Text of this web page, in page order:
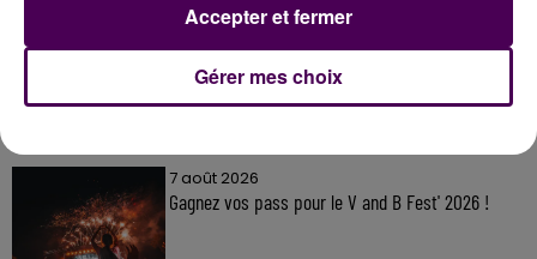
À LA UNE
7 août 2026
Gagnez vos pass pour le V and B Fest' 2026 !
Gérer mes choix
Accepter et fermer